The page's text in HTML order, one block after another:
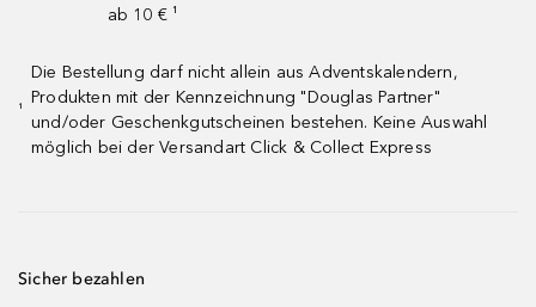
ab 10 € ¹
¹
Die Bestellung darf nicht allein aus Adventskalendern,
Produkten mit der Kennzeichnung "Douglas Partner"
und/oder Geschenkgutscheinen bestehen. Keine Auswahl
möglich bei der Versandart Click & Collect Express
Sicher bezahlen